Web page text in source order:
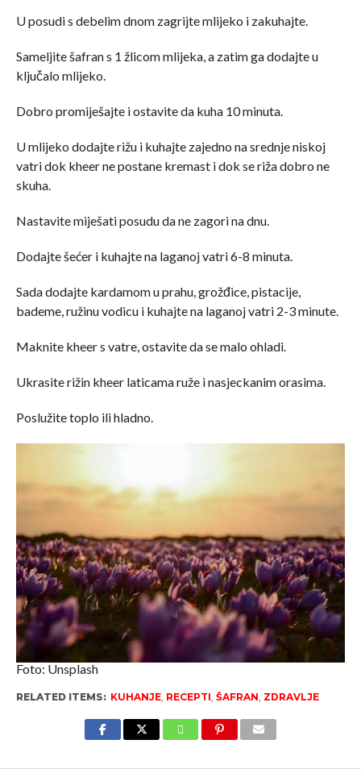
U posudi s debelim dnom zagrijte mlijeko i zakuhajte.
Sameljite šafran s 1 žlicom mlijeka, a zatim ga dodajte u
ključalo mlijeko.
Dobro promiješajte i ostavite da kuha 10 minuta.
U mlijeko dodajte rižu i kuhajte zajedno na srednje niskoj
vatri dok kheer ne postane kremast i dok se riža dobro ne
skuha.
Nastavite miješati posudu da ne zagori na dnu.
Dodajte šećer i kuhajte na laganoj vatri 6-8 minuta.
Sada dodajte kardamom u prahu, grožđice, pistacije,
bademe, ružinu vodicu i kuhajte na laganoj vatri 2-3 minute.
Maknite kheer s vatre, ostavite da se malo ohladi.
Ukrasite rižin kheer laticama ruže i nasjeckanim orasima.
Poslužite toplo ili hladno.
Foto: Unsplash
RELATED ITEMS: KUHANJE, RECEPTI, ŠAFRAN, ZDRAVLJE